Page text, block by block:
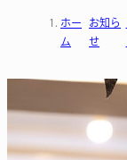
ホー
ム
お知ら
せ